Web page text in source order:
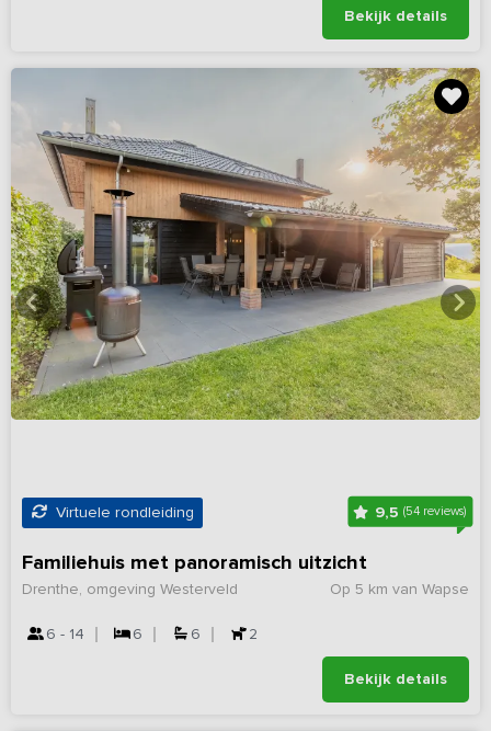
Bekijk details
Virtuele rondleiding 9,5(54 reviews)
Familiehuis met panoramisch uitzicht
Op 5 km van Wapse
Drenthe, omgeving Westerveld
6 - 14 6 6 2
Bekijk details